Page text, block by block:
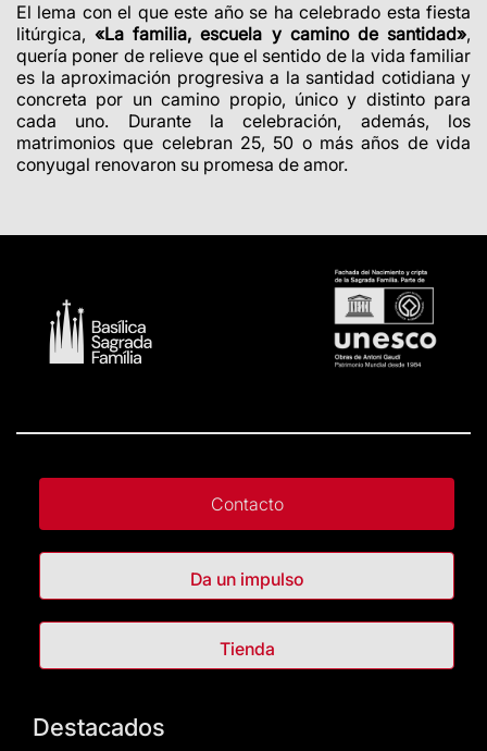
El lema con el que este año se ha celebrado esta fiesta
litúrgica,«La familia, escuela y camino de santidad»,
quería poner de relieve que el sentido de la vida familiar
es la aproximación progresiva a la santidad cotidiana y
concreta por un camino propio, único y distinto para
cada uno. Durante la celebración, además, los
matrimonios que celebran 25, 50 o más años de vida
conyugal renovaron su promesa de amor.
Contacto
Da un impulso
Tienda
Destacados